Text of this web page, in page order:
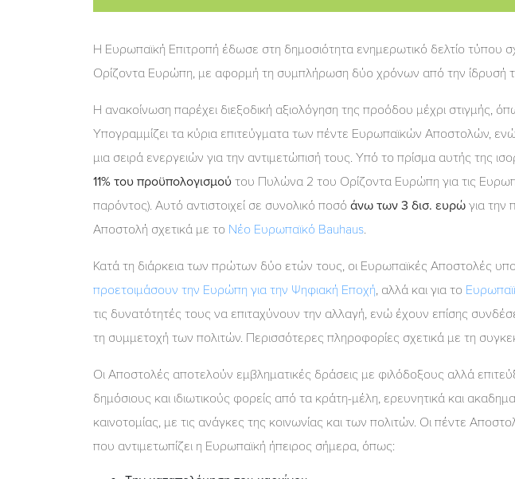
Η Ευρωπαϊκή Επιτροπή έδωσε στη δημοσιότητα ενημερωτικό δελτίο τύπου
Ορίζοντα Ευρώπη, με αφορμή τη συμπλήρωση δύο χρόνων από την ίδρυσή
Η ανακοίνωση παρέχει διεξοδική αξιολόγηση της προόδου μέχρι στιγμής,
Υπογραμμίζει τα κύρια επιτεύγματα των πέντε Ευρωπαϊκών Αποστολών, ενώ
μια σειρά ενεργειών για την αντιμετώπισή τους. Υπό το πρίσμα αυτής της
11% του προϋπολογισμού του Πυλώνα 2 του Ορίζοντα Ευρώπη για τις
παρόντος). Αυτό αντιστοιχεί σε συνολικό ποσό άνω των 3 δισ. ευρώ για την
Αποστολή σχετικά με το Νέο Ευρωπαϊκό Bauhaus.
Κατά τη διάρκεια των πρώτων δύο ετών τους, οι Ευρωπαϊκές Αποστολές
προετοιμάσουν την Ευρώπη για την Ψηφιακή Εποχή, αλλά και για το
τις δυνατότητές τους να επιταχύνουν την αλλαγή, ενώ έχουν επίσης
τη συμμετοχή των πολιτών. Περισσότερες πληροφορίες σχετικά με τη
Οι Αποστολές αποτελούν εμβληματικές δράσεις με φιλόδοξους αλλά
δημόσιους και ιδιωτικούς φορείς από τα κράτη-μέλη, ερευνητικά και
καινοτομίας, με τις ανάγκες της κοινωνίας και των πολιτών. Οι πέντε
που αντιμετωπίζει η Ευρωπαϊκή ήπειρος σήμερα, όπως: